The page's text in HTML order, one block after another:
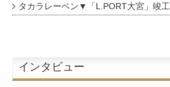
タカラレーベン▼「L.PORT大宮」竣工
インタビュー